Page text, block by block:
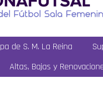
de S. M. La Reina
Altas, Bajas y